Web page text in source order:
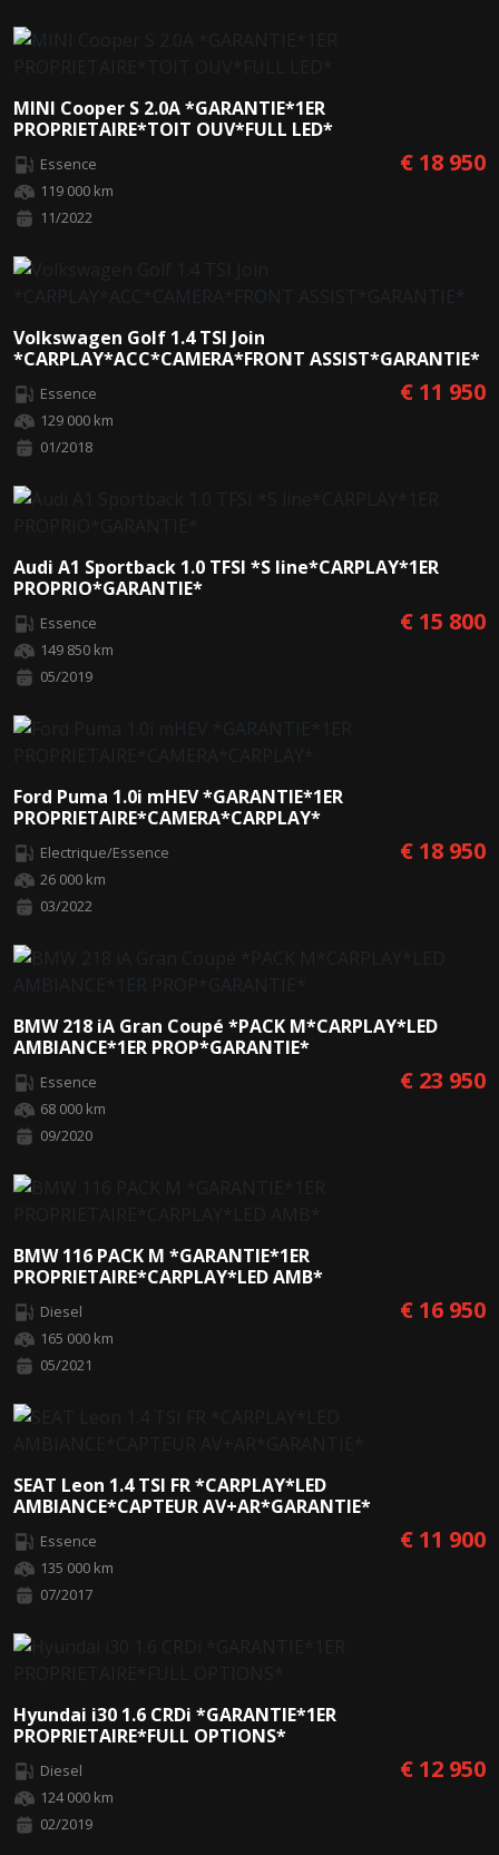
MINI Cooper S 2.0A *GARANTIE*1ER
PROPRIETAIRE*TOIT OUV*FULL LED*
Essence
119 000 km
11/2022
€ 18 950
Volkswagen Golf 1.4 TSI Join
*CARPLAY*ACC*CAMERA*FRONT ASSIST*GARANTIE*
Essence
129 000 km
01/2018
€ 11 950
Audi A1 Sportback 1.0 TFSI *S line*CARPLAY*1ER
PROPRIO*GARANTIE*
Essence
149 850 km
05/2019
€ 15 800
Ford Puma 1.0i mHEV *GARANTIE*1ER
PROPRIETAIRE*CAMERA*CARPLAY*
Electrique/Essence
26 000 km
03/2022
€ 18 950
BMW 218 iA Gran Coupé *PACK M*CARPLAY*LED
AMBIANCE*1ER PROP*GARANTIE*
Essence
68 000 km
09/2020
€ 23 950
BMW 116 PACK M *GARANTIE*1ER
PROPRIETAIRE*CARPLAY*LED AMB*
Diesel
165 000 km
05/2021
€ 16 950
SEAT Leon 1.4 TSI FR *CARPLAY*LED
AMBIANCE*CAPTEUR AV+AR*GARANTIE*
Essence
135 000 km
07/2017
€ 11 900
Hyundai i30 1.6 CRDi *GARANTIE*1ER
PROPRIETAIRE*FULL OPTIONS*
Diesel
124 000 km
02/2019
€ 12 950